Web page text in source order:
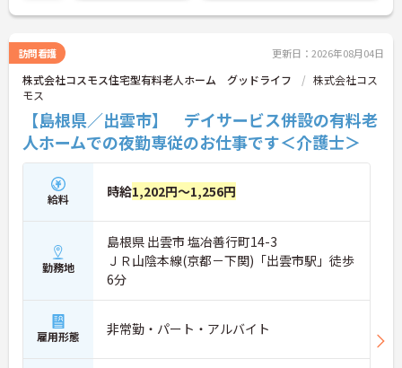
訪問看護 更新日：2026年08月04日
株式会社コスモス住宅型有料老人ホーム グッドライフ
株式会社コス
モス
【島根県／出雲市】 デイサービス併設の有料老
人ホームでの夜勤専従のお仕事です＜介護士＞
給料 時給1,202円～1,256円
勤務地
島根県 出雲市 塩冶善行町14-3
ＪＲ山陰本線(京都－下関)「出雲市駅」徒歩
6分
雇用形態 非常勤・パート・アルバイト